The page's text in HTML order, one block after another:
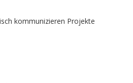
kommunizieren Projekte